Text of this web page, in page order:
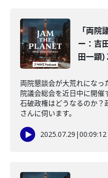
「両院
ー：吉
田一顕)
両院懇談会が大荒れになっ
院議会総会を近日中に開催
石破政権はどうなるのか？
さんに伺います。
2025.07.29 |00:09:12